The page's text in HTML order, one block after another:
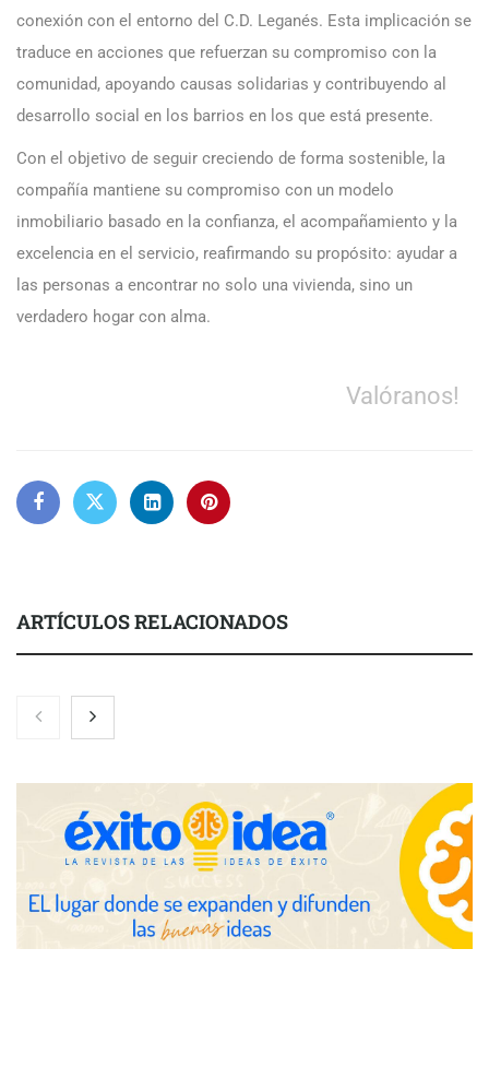
conexión con el entorno del C.D. Leganés. Esta implicación se
traduce en acciones que refuerzan su compromiso con la
comunidad, apoyando causas solidarias y contribuyendo al
desarrollo social en los barrios en los que está presente.
Con el objetivo de seguir creciendo de forma sostenible, la
compañía mantiene su compromiso con un modelo
inmobiliario basado en la confianza, el acompañamiento y la
excelencia en el servicio, reafirmando su propósito: ayudar a
las personas a encontrar no solo una vivienda, sino un
verdadero hogar con alma.
Valóranos!
ARTÍCULOS RELACIONADOS